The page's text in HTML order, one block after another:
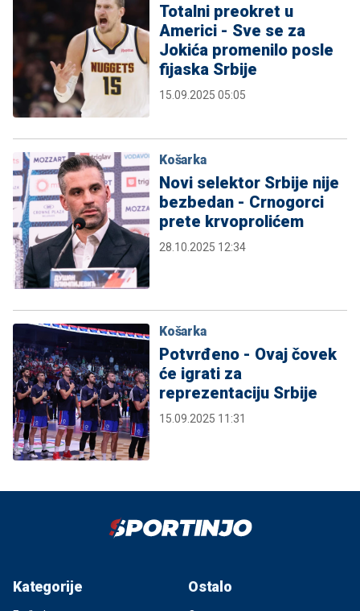
Totalni preokret u
Americi - Sve se za
Jokića promenilo posle
fijaska Srbije
15.09.2025 05:05
Košarka
Novi selektor Srbije nije
bezbedan - Crnogorci
prete krvoprolićem
28.10.2025 12:34
Košarka
Potvrđeno - Ovaj čovek
će igrati za
reprezentaciju Srbije
15.09.2025 11:31
Kategorije Ostalo